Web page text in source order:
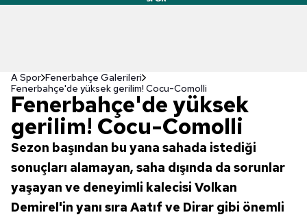
A Spor Fenerbahçe Galerileri
Fenerbahçe'de yüksek gerilim! Cocu-Comolli
Fenerbahçe'de yüksek
gerilim! Cocu-Comolli
Sezon başından bu yana sahada istediği
sonuçları alamayan, saha dışında da sorunlar
yaşayan ve deneyimli kalecisi Volkan
Demirel'in yanı sıra Aatıf ve Dirar gibi önemli